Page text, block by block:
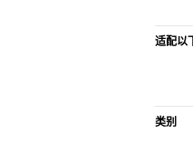
适配以
类别